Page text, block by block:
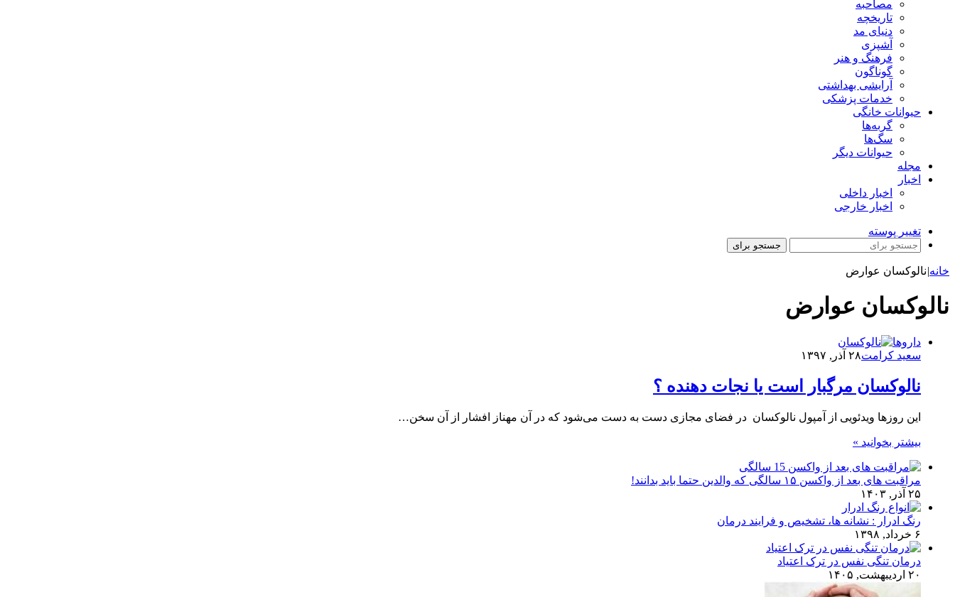
مصاحبه
تاریخچه
دنیای مد
آشپزی
فرهنگ و هنر
گوناگون
آرایشی بهداشتی
خدمات پزشکی
حیوانات خانگی
گربه‌ها
سگ‌ها
حیوانات دیگر
مجله
اخبار
اخبار داخلی
اخبار خارجی
تغییر پوسته
جستجو برای
خانه|نالوکسان عوارض
نالوکسان عوارض
داروها
سعید کرامت۲۸ آذر, ۱۳۹۷
نالوکسان مرگبار است یا نجات دهنده ؟
این روزها ویدئویی از آمپول نالوکسان در فضای مجازی دست به دست می‌شود که در آن مهناز افشار از آن سخن…
بیشتر بخوانید »
مراقبت های بعد از واکسن ۱۵ سالگی که والدین حتما باید بدانند!
۲۵ آذر, ۱۴۰۳
رنگ ادرار : نشانه ها، تشخیص و فرایند درمان
۶ خرداد, ۱۳۹۸
درمان تنگی نفس در ترک اعتیاد
۲۰ اردیبهشت, ۱۴۰۵